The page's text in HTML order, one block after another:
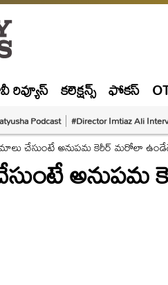
రివ్యూస్ కలెక్షన్స్ ఫోకస్
Podcast #Director Imtiaz Ali
చేసుంటే అనుపమ కెరీర్ మరోలా